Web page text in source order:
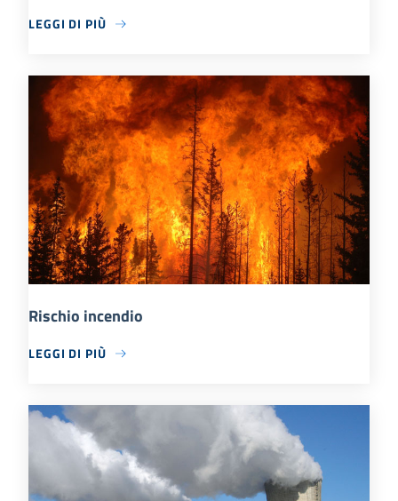
LEGGI DI PIÙ
Rischio incendio
LEGGI DI PIÙ